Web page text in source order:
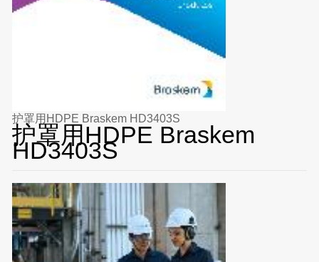
护罩用HDPE Braskem HD3403S
护罩用HDPE Braskem
HD3403S